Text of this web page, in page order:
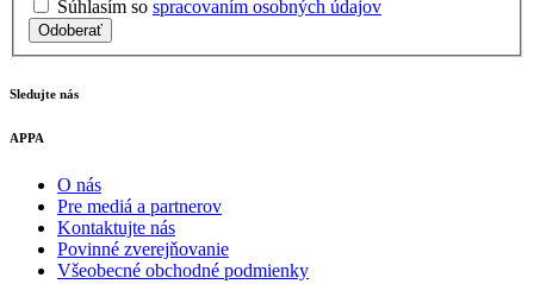
Sledujte nás
APPA
Kontaktujte nás
Povinné zverejňovanie
Všeobecné obchodné podmienky
Ochrana osobných údajov
Zásady používania súborov cookie